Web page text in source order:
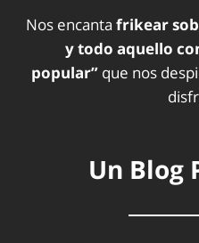
Nos encanta frikear
y todo aquello
popular” que nos
Un Blog